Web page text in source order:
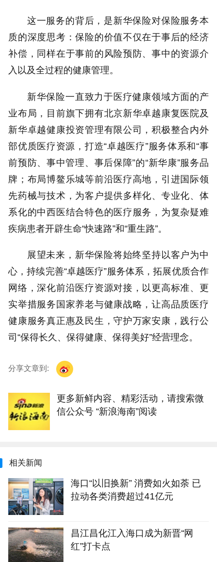
这一服务的背后，是新华保险对保险服务本
质的深度思考：保险的价值不仅在于事后的经济
补偿，同样在于事前的风险预防、事中的资源介
入以及全过程的健康管理。
新华保险一直致力于医疗健康领域方面的产
业布局，目前旗下拥有北京新华卓越康复医院及
新华卓越健康投资管理有限公司，积极整合内外
部优质医疗资源，打造“卓越医疗”服务体系和“事
前预防、事中管理、事后保障”的“新华康”服务品
牌；布局博鳌乐城等前沿医疗高地，引进国际领
先药械与技术，为客户提供多样化、专业化、体
系化的中西医结合特色的医疗服务，为复杂疑难
疾病患者开辟生命“快速路”和“重生路”。
展望未来，新华保险将始终坚持以客户为中
心，持续完善“卓越医疗”服务体系，拓展优质合作
网络，深化前沿医疗资源对接，以更高标准、更
实举措服务国家养老与健康战略，让高品质医疗
健康服务真正惠及民生，守护万家安康，践行公
司“保得长久、保得健康、保得美好”经营理念。
分享文章到:
更多新鲜内容、精彩活动，请搜索微
信公众号 “新浪海南”阅读
相关新闻
海口“以旧换新” 消费如火如荼 已
拉动各类消费超过41亿元
昌江昌化江入海口成为新晋“网
红”打卡点